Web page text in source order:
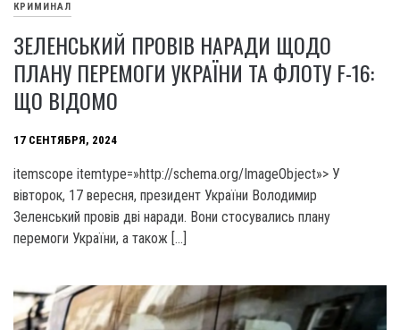
КРИМИНАЛ
ЗЕЛЕНСЬКИЙ ПРОВІВ НАРАДИ ЩОДО
ПЛАНУ ПЕРЕМОГИ УКРАЇНИ ТА ФЛОТУ F-16:
ЩО ВІДОМО
17 СЕНТЯБРЯ, 2024
itemscope itemtype=»http://schema.org/ImageObject»> У
вівторок, 17 вересня, президент України Володимир
Зеленський провів дві наради. Вони стосувались плану
перемоги України, а також […]